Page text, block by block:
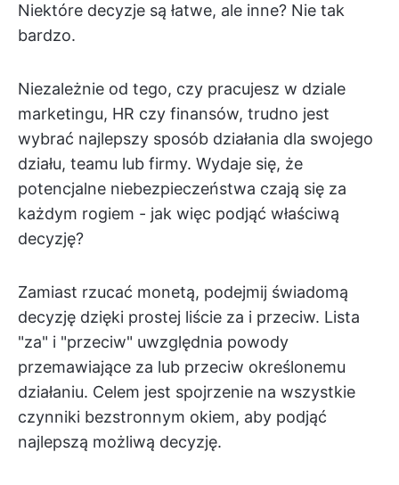
Niektóre decyzje są łatwe, ale inne? Nie tak
bardzo.
Niezależnie od tego, czy pracujesz w dziale
marketingu, HR czy finansów, trudno jest
wybrać najlepszy sposób działania dla swojego
działu, teamu lub firmy. Wydaje się, że
potencjalne niebezpieczeństwa czają się za
każdym rogiem - jak więc podjąć właściwą
decyzję?
Zamiast rzucać monetą, podejmij świadomą
decyzję dzięki prostej liście za i przeciw. Lista
"za" i "przeciw" uwzględnia powody
przemawiające za lub przeciw określonemu
działaniu. Celem jest spojrzenie na wszystkie
czynniki bezstronnym okiem, aby podjąć
najlepszą możliwą decyzję.